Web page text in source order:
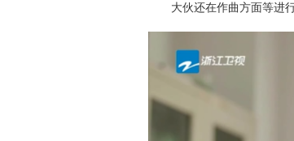
大伙还在作曲方面等进